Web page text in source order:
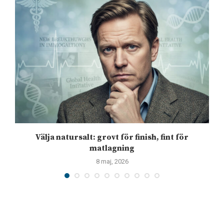
Välja natursalt: grovt för finish, fint för
matlagning
8 maj, 2026